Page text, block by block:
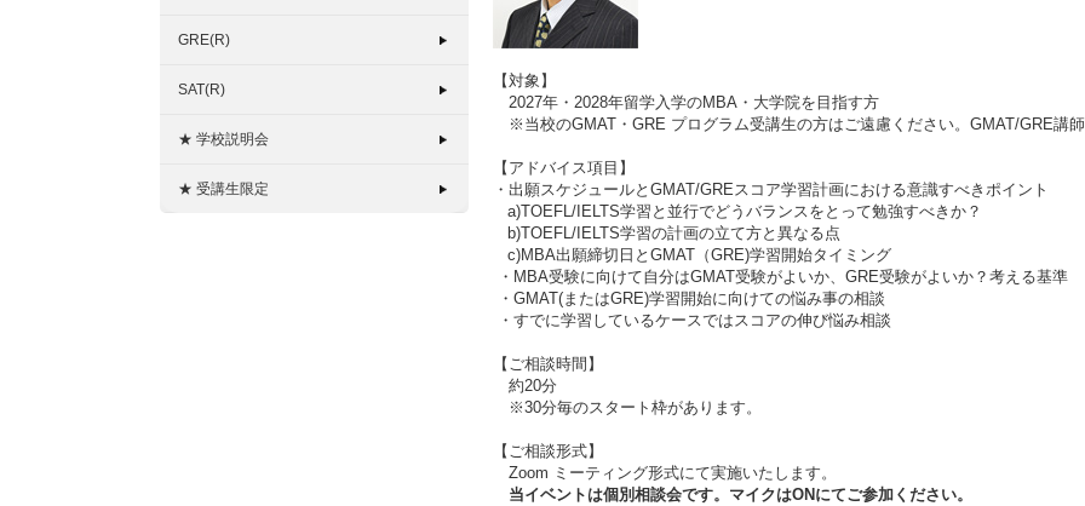
GRE(R)
SAT(R)
★ 学校説明会
★ 受講生限定
【対象】
2027年・2028年留学入学のMBA・大学院を目指す方
※当校のGMAT・GRE プログラム受講生の方はご遠慮ください。GMAT/GRE講師
【アドバイス項目】
・出願スケジュールとGMAT/GREスコア学習計画における意識すべきポイント
a)TOEFL/IELTS学習と並行でどうバランスをとって勉強すべきか？
b)TOEFL/IELTS学習の計画の立て方と異なる点
c)MBA出願締切日とGMAT（GRE)学習開始タイミング
・MBA受験に向けて自分はGMAT受験がよいか、GRE受験がよいか？考える基準
・GMAT(またはGRE)学習開始に向けての悩み事の相談
・すでに学習しているケースではスコアの伸び悩み相談
【ご相談時間】
約20分
※30分毎のスタート枠があります。
【ご相談形式】
Zoom ミーティング形式にて実施いたします。
当イベントは個別相談会です。マイクはONにてご参加ください。